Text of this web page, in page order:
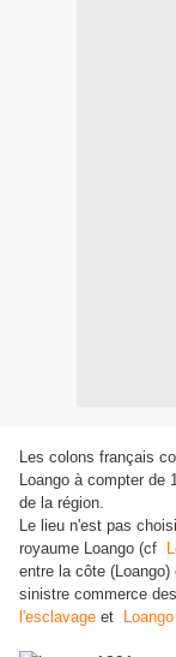
Les colons français
Loango à compter de
de la région.
Le lieu n'est pas
royaume Loango (cf
entre la côte
sinistre commerce
l'esclavage et